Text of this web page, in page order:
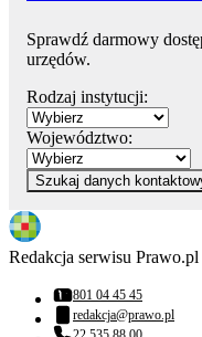
Sprawdź darmowy
urzędów.
Rodzaj instytucji:
Województwo:
Szukaj danych
Redakcja serwisu Prawo.pl
Numer telefonu:
801 04 45 45
Adres email:
redakcja@prawo.pl